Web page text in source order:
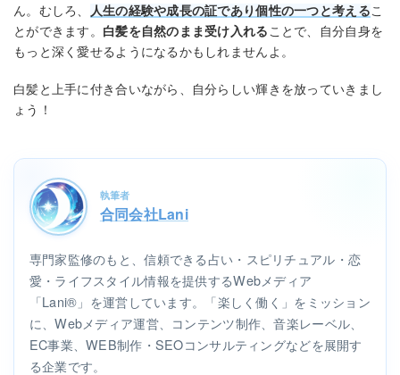
ん。むしろ、
人生の経験や成長の証であり個性の一つと考えるこ
とができます。 白髪を自然のまま受け入れる ことで、自分自身を
もっと深く愛せるようになるかもしれませんよ。
白髪と上手に付き合いながら、自分らしい輝きを放っていきまし
ょう！
執筆者
合同会社Lani
専門家監修のもと、信頼できる占い・スピリチュアル・恋
愛・ライフスタイル情報を提供するWebメディア
「Lani®」を運営しています。「楽しく働く」をミッション
に、Webメディア運営、コンテンツ制作、音楽レーベル、
EC事業、WEB制作・SEOコンサルティングなどを展開す
る企業です。